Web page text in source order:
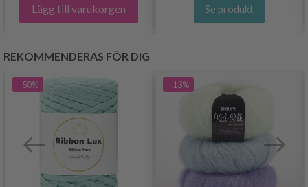
Lägg till varukorgen Se produkt
REKOMMENDERAS FÖR DIG
- 50% - 13%